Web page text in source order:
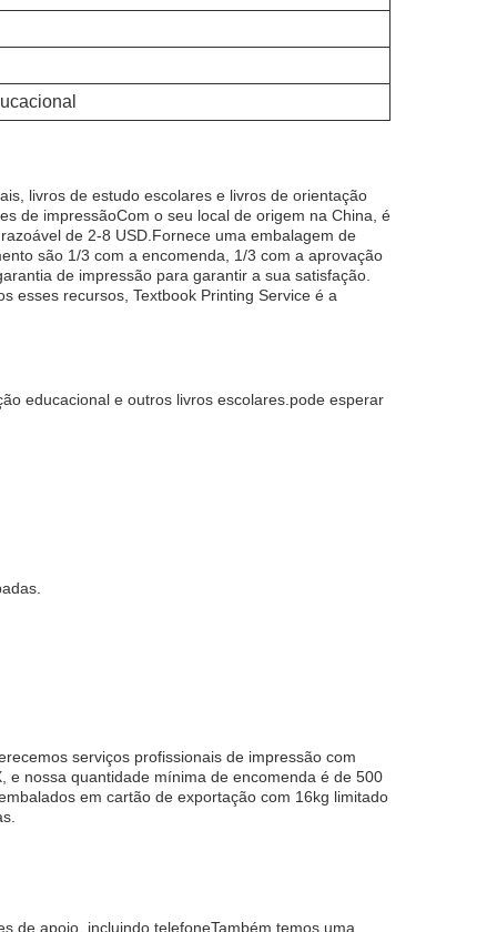
livros de estudo escolares e livros de orientação
de impressãoCom o seu local de origem na China, é
de 2-8 USD.Fornece uma embalagem de
são 1/3 com a encomenda, 1/3 com a aprovação
de impressão para garantir a sua satisfação.
esses recursos, Textbook Printing Service é a
educacional e outros livros escolares.pode esperar
serviços profissionais de impressão com
e nossa quantidade mínima de encomenda é de 500
em cartão de exportação com 16kg limitado
de apoio, incluindo telefoneTambém temos uma